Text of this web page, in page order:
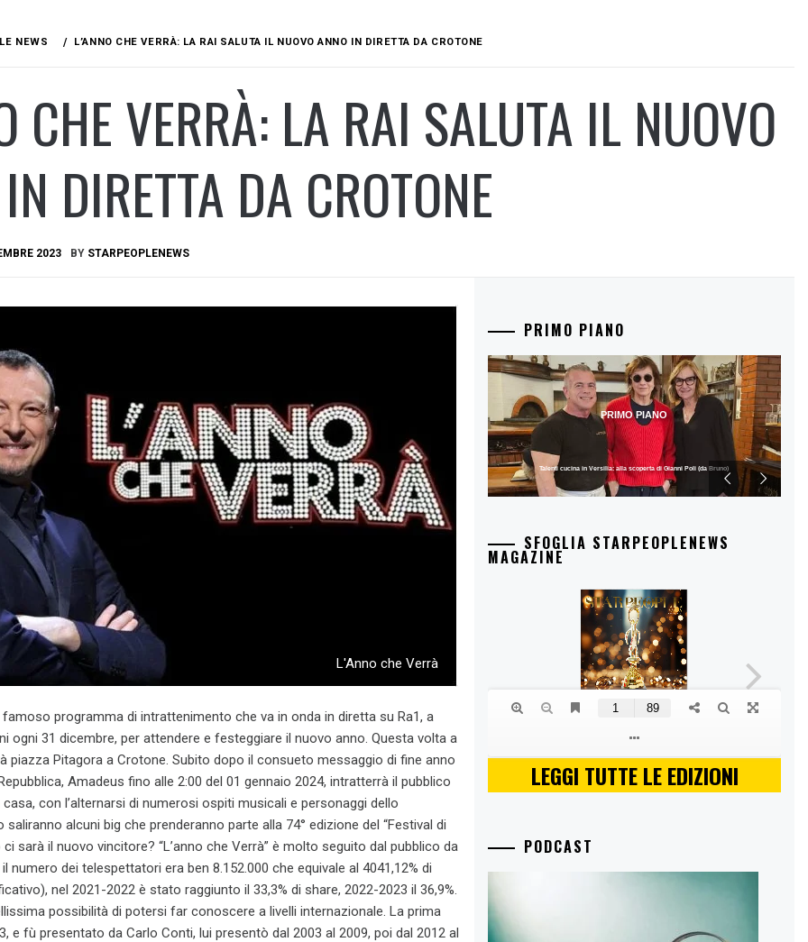
NEWS L’ANNO CHE VERRÀ: LA RAI SALUTA IL NUOVO ANNO IN DIRETTA DA CROTONE
CHE VERRÀ: LA RAI SALUTA IL NUOVO
DIRETTA DA CROTONE
2023 BY STARPEOPLENEWS
L'Anno che Verrà
famoso programma di intrattenimento che va in onda in diretta su Ra1, a
ogni 31 dicembre, per attendere e festeggiare il nuovo anno. Questa volta a
piazza Pitagora a Crotone. Subito dopo il consueto messaggio di fine anno
Amadeus fino alle 2:00 del 01 gennaio 2024, intratterrà il pubblico
con l’alternarsi di numerosi ospiti musicali e personaggi dello
alcuni big che prenderanno parte alla 74° edizione del “Festival di
ci sarà il nuovo vincitore? “L’anno che Verrà” è molto seguito dal pubblico da
numero dei telespettatori era ben 8.152.000 che equivale al 4041,12% di
nel 2021-2022 è stato raggiunto il 33,3% di share, 2022-2023 il 36,9%.
possibilità di potersi far conoscere a livelli internazionale. La prima
e fù presentato da Carlo Conti, lui presentò dal 2003 al 2009, poi dal 2012 al
PRIMO PIANO
Talenti cucina in Versilia: alla scoperta di Gianni Poli (da Bruno)
PRIMO PIANO
SFOGLIA STARPEOPLENEWS
MAGAZINE
LEGGI TUTTE LE EDIZIONI
PODCAST